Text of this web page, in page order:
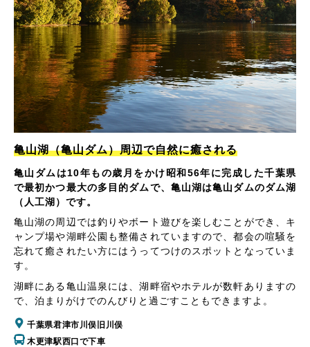
亀山湖（亀山ダム）周辺で自然に癒される
亀山ダムは10年もの歳月をかけ昭和56年に完成した千葉県
で最初かつ最大の多目的ダムで、亀山湖は亀山ダムのダム湖
（人工湖）です。
亀山湖の周辺では釣りやボート遊びを楽しむことができ、キ
ャンプ場や湖畔公園も整備されていますので、都会の喧騒を
忘れて癒されたい方にはうってつけのスポットとなっていま
す。
湖畔にある亀山温泉には、湖畔宿やホテルが数軒ありますの
で、泊まりがけでのんびりと過ごすこともできますよ。
千葉県君津市川俣旧川俣
木更津駅西口で下車